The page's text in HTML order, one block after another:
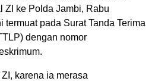
ZI ke Polda Jambi, Rabu
termuat pada Surat Tanda Terima
dengan nomor
karena ia merasa